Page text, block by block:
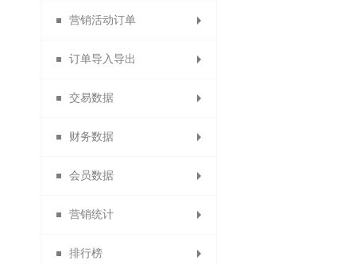
分销申请设置
分销商自动审核设置
分销商自动延期
默认分销商等级
代理商推荐奖
代理商销售奖
代理商团队业绩
代理商业绩奖励规则
团队管理奖
订货商销售奖
团队业绩奖
订货商团队业绩
团队管理奖
供应商类型
店铺标签
导出供应商
供应商公告
招商经理管理
供应商商品审核
供应商门店审核
门店审核
设置门店
门店分组
门店行业
门店收款码
员工等级
会员分组
微社区
数据包导入
1688商品导入
备份商品导入
商品导出
商品助手
淘宝商品
营销活动订单
营销活动订单
积分兑换订单
订单导入导出
导出订单
备份订单导入
导出身份证图片
交易数据
交易概况
商品概况
订单统计
退换货统计
财务数据
提现统计
充值统计
会员数据
会员概况
代理商概况
营销统计
排行榜